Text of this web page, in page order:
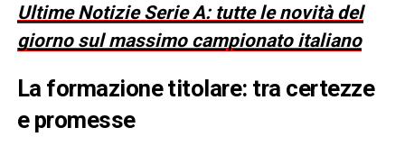
Ultime Notizie Serie A: tutte le novità del
giorno sul massimo campionato italiano
La formazione titolare: tra certezze
e promesse